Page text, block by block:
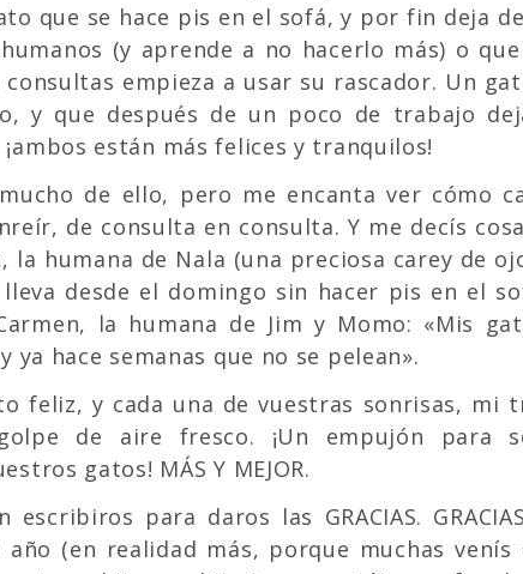
que se hace pis en el sofá, y por fin deja
(y aprende a no hacerlo más) o
empieza a usar su rascador. Un
y que después de un poco de trabajo
están más felices y tranquilos!
de ello, pero me encanta ver cómo
de consulta en consulta. Y me decís
la humana de Nala (una preciosa carey de
lleva desde el domingo sin hacer pis en el
la humana de Jim y Momo: «Mis
ya hace semanas que no se pelean».
feliz, y cada una de vuestras sonrisas, mi
de aire fresco. ¡Un empujón para
gatos! MÁS Y MEJOR.
escribiros para daros las GRACIAS.
año (en realidad más, porque muchas